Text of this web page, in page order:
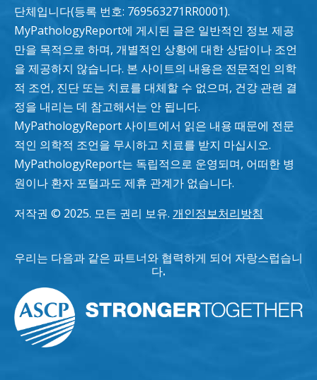
단체입니다(등록 번호: 769563271RR0001).
MyPathologyReport에 게시된 글은 일반적인 정보 제공
만을 목적으로 하며, 개별적인 상황에 대한 상담이나 조언
을 제공하지 않습니다. 본 사이트의 내용은 전문적인 의학
적 조언, 진단 또는 치료를 대체할 수 없으며, 건강 관련 결
정을 내리는 데 참고해서는 안 됩니다.
MyPathologyReport 사이트에서 읽은 내용 때문에 전문
적인 의학적 조언을 무시하고 치료를 받지 마십시오.
MyPathologyReport는 독립적으로 운영되며, 어떠한 병
원이나 환자 포털과도 제휴 관계가 없습니다.
저작권 © 2025. 모든 권리 보유. 개인정보처리방침
우리는 다음과 같은 파트너와 협력하게 되어 자랑스럽습니
다.